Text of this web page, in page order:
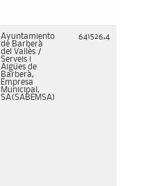
Ayuntamiento
de Barberà
del Vallès /
Serveis i
Aigües de
Barberà,
Empresa
Municipal,
SA(SABEMSA)
641526,4